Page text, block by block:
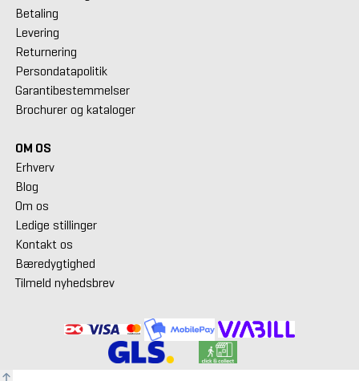
Betaling
Levering
Returnering
Persondatapolitik
Garantibestemmelser
Brochurer og kataloger
OM OS
Erhverv
Blog
Om os
Ledige stillinger
Kontakt os
Bæredygtighed
Tilmeld nyhedsbrev